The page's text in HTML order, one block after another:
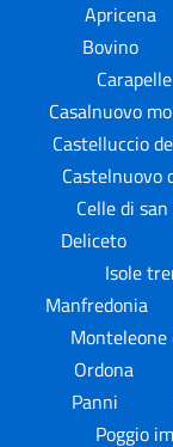
Apricena
Bovino
Carapelle
Casalnuovo
Castelluccio
Castelnuovo
Celle di
Deliceto
Isole
Manfredonia
Ordona
Panni
Poggio